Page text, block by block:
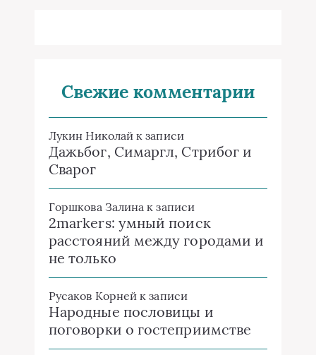
Свежие комментарии
Лукин Николай к записи
Дажьбог, Симаргл, Стрибог и
Сварог
Горшкова Залина к записи
2markers: умный поиск
расстояний между городами и
не только
Русаков Корней к записи
Народные пословицы и
поговорки о гостеприимстве